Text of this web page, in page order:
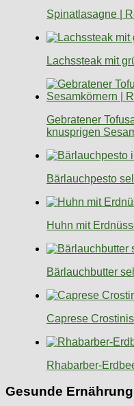
Spinatlasagne |
Lachssteak mit
Gebratener
knusprigen
Bärlauchpesto
Huhn mit
Bärlauchbutter
Caprese
Rhabarber-
Gesunde Ernährung